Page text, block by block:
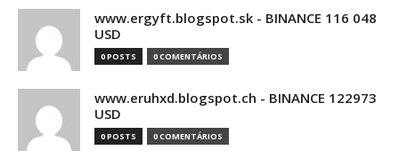
www.ergyft.blogspot.sk - BINANCE 116 048
USD
0 POSTS 0 COMENTÁRIOS
www.eruhxd.blogspot.ch - BINANCE 122973
USD
0 POSTS 0 COMENTÁRIOS